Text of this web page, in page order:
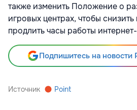
также изменить Положение о
игровых центрах, чтобы
продлить часы работы
Подпишитесь на новости
Источник Point